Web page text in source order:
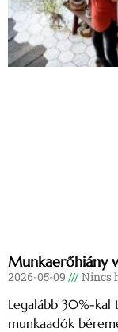
Munkaerőhiány
2026-05-09 Nincs
Legalább 30%-kal
munkaadók